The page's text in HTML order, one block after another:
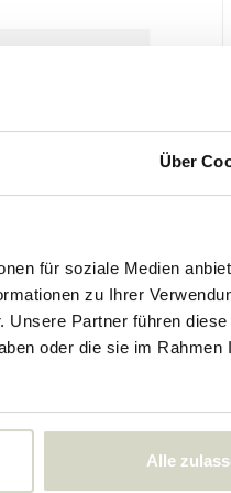
Über
für soziale Medien
zu Ihrer
Partner führen
oder die sie im Rahmen
Alle
M Sand Set à 4